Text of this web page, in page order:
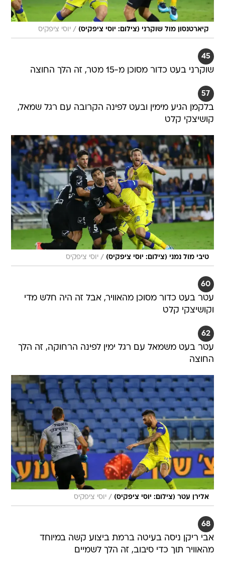
קיארטנסון מול שוקרני (צילום: יוסי ציפקיס) / יוסי ציפקיס
45
שוקרני בעט כדור מסוכן מ-15 מטר, זה הלך החוצה
57
בלקמן הגיע מימין ובעט לפינה הקרובה עם רגל שמאל,
קושיצקי קלט
טיבי מול נמני (צילום: יוסי ציפקיס) / יוסי ציפקיס
60
עטר בעט כדור מסוכן מהאוויר, אבל זה היה חלש מדי
וקושיצקי קלט
62
עטר בעט משמאל עם רגל ימין לפינה הרחוקה, זה הלך
החוצה
אלירן עטר (צילום: יוסי ציפקיס) / יוסי ציפקיס
68
אבי ריקן ניסה בעיטה ברמת ביצוע קשה במיוחד
מהאוויר תוך כדי סיבוב, זה הלך לשמיים